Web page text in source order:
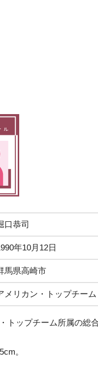
口恭司
年10月12日
馬県高崎市
メリカン・トップチーム
トップチーム所属の総
。